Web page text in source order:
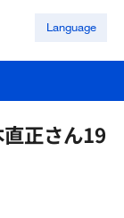
Language
正さん19